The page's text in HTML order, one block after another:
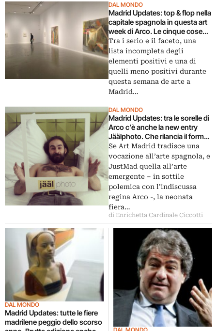
DAL MONDO
Madrid Updates: top & flop nella
capitale spagnola in questa art
week di Arco. Le cinque cose
migliori e le cinque peggiori che
abbiamo visto
Tra i serio e il faceto, una
lista incompleta degli
elementi positivi e una di
quelli meno positivi durante
questa semana de arte a
Madrid…
DAL MONDO
Madrid Updates: tra le sorelle di
Arco c’è anche la new entry
Jäälphoto. Che rilancia il format
delle fiere “alberghiere” all’Hotel
Chic&Basic Mayerling
Se Art Madrid tradisce una
vocazione all’arte spagnola, e
JustMad quella all’arte
emergente – in sottile
polemica con l’indiscussa
regina Arco -, la neonata
fiera…
di Enrichetta Cardinale Ciccotti
DAL MONDO
Madrid Updates: tutte le fiere
madrilene peggio dello scorso